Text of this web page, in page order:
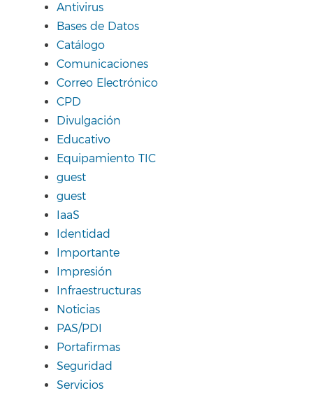
Antivirus
Bases de Datos
Catálogo
Comunicaciones
Correo Electrónico
CPD
Divulgación
Educativo
Equipamiento TIC
guest
guest
IaaS
Identidad
Importante
Impresión
Infraestructuras
Noticias
PAS/PDI
Portafirmas
Seguridad
Servicios